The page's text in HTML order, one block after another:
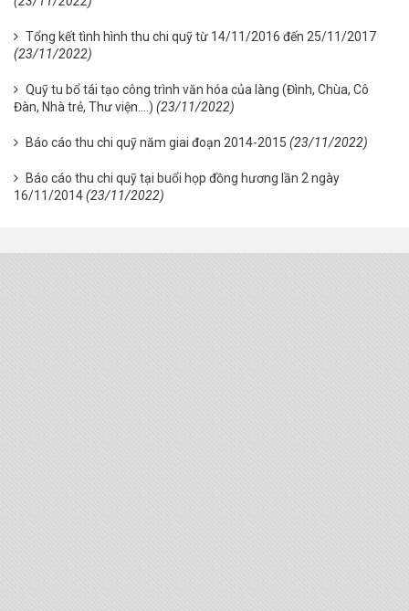
Tổng kết tình hình thu chi quỹ từ 14/11/2016 đến 25/11/2017
(23/11/2022)
Quỹ tu bổ tái tạo công trình văn hóa của làng (Đình, Chùa, Cô
Đàn, Nhà trẻ, Thư viện….) (23/11/2022)
Báo cáo thu chi quỹ năm giai đoạn 2014-2015 (23/11/2022)
Báo cáo thu chi quỹ tại buổi họp đồng hương lần 2 ngày
16/11/2014(23/11/2022)